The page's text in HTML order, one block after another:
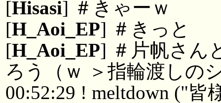
[Hisasi] ＃きゃーｗ
[H_Aoi_EP] ＃きっと
[H_Aoi_EP] ＃片帆さん
ろう（ｗ ＞指輪渡しの
00:52:29 ! meltdown ("